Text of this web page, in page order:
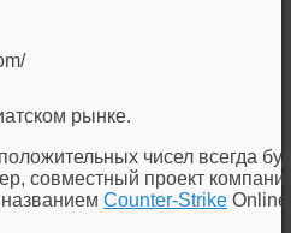
рынке.
чисел всегда
совместный проект
Counter-Strike Online